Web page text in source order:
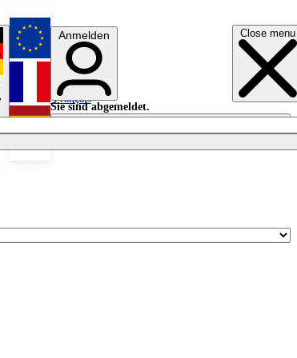
Close menu
English
Français
Anmelden
Sie sind abgemeldet.
Anmelden
Licht aus